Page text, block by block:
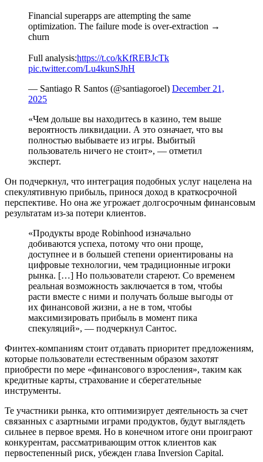
Financial superapps are attempting the same
optimization. The failure mode is over-extraction →
churn
Full analysis:https://t.co/kKfREBJcTk
pic.twitter.com/Lu4kunSJhH
— Santiago R Santos (@santiagoroel) December 21,
2025
«Чем дольше вы находитесь в казино, тем выше
вероятность ликвидации. А это означает, что вы
полностью выбываете из игры. Выбитый
пользователь ничего не стоит», — отметил
эксперт.
Он подчеркнул, что интеграция подобных услуг нацелена на
спекулятивную прибыль, принося доход в краткосрочной
перспективе. Но она же угрожает долгосрочным финансовым
результатам из-за потери клиентов.
«Продукты вроде Robinhood изначально
добиваются успеха, потому что они проще,
доступнее и в большей степени ориентированы на
цифровые технологии, чем традиционные игроки
рынка. […] Но пользователи стареют. Со временем
реальная возможность заключается в том, чтобы
расти вместе с ними и получать больше выгоды от
их финансовой жизни, а не в том, чтобы
максимизировать прибыль в момент пика
спекуляций», — подчеркнул Сантос.
Финтех-компаниям стоит отдавать приоритет предложениям,
которые пользователи естественным образом захотят
приобрести по мере «финансового взросления», таким как
кредитные карты, страхование и сберегательные
инструменты.
Те участники рынка, кто оптимизирует деятельность за счет
связанных с азартными играми продуктов, будут выглядеть
сильнее в первое время. Но в конечном итоге они проиграют
конкурентам, рассматривающим отток клиентов как
первостепенный риск, убежден глава Inversion Capital.